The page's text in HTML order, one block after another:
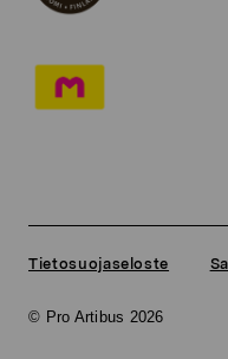
© Pro Artibus 2026
Tietosuojaseloste